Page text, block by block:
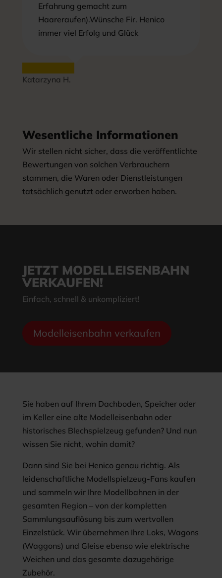
Erfahrung gemacht zum
Haareraufen).Wünsche Fir. Henico
immer viel Erfolg und Glück
Katarzyna H.
Wesentliche Informationen
Wir stellen nicht sicher, dass die veröffentlichte
Bewertungen von solchen Verbrauchern
stammen, die Waren oder Dienstleistungen
tatsächlich genutzt oder erworben haben.
JETZT MODELLEISENBAHN
VERKAUFEN!
Einfach, schnell & unkompliziert!
Modelleisenbahn verkaufen
Sie haben auf Ihrem Dachboden, Speicher oder
im Keller eine alte Modelleisenbahn oder
historisches Blechspielzeug gefunden? Und nun
wissen Sie nicht, wohin damit?
Dann sind Sie bei Henico genau richtig. Als
leidenschaftliche Modellspielzeug-Fans kaufen
und sammeln wir Ihre Modellbahnen in der
gesamten Region – von der kompletten
Sammlungsauflösung bis zum wertvollen
Einzelstück. Wir übernehmen Ihre Loks, Wagons
(Waggons) und Gleise ebenso wie elektrische
Weichen und das gesamte dazugehörige
Zubehör.